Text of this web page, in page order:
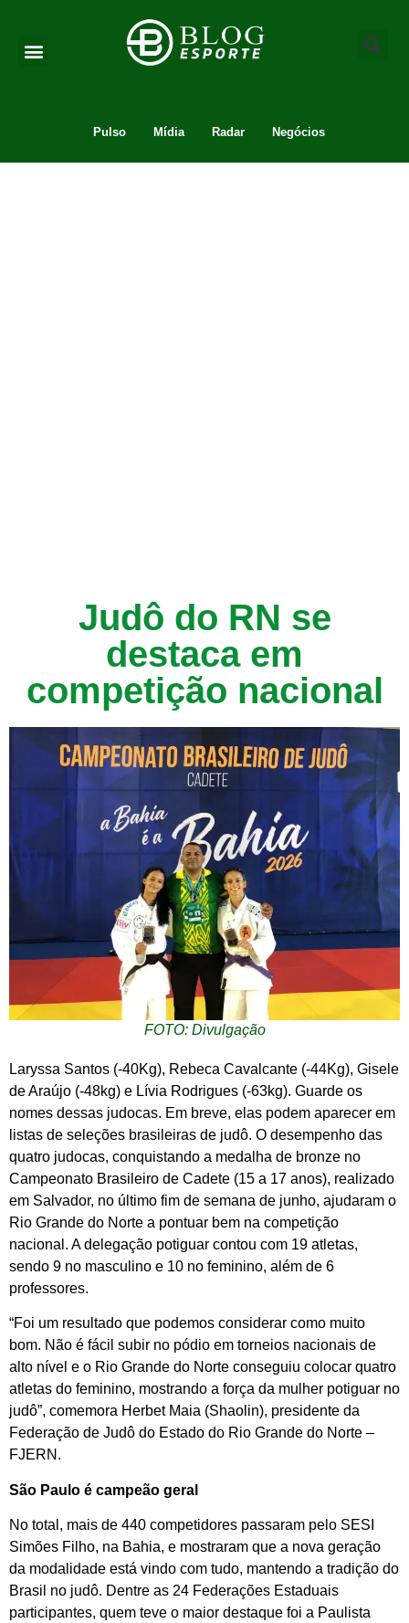
Pulso Mídia Radar Negócios
Judô do RN se
destaca em
competição nacional
FOTO: Divulgação
Laryssa Santos (-40Kg), Rebeca Cavalcante (-44Kg), Gisele
de Araújo (-48kg) e Lívia Rodrigues (-63kg). Guarde os
nomes dessas judocas. Em breve, elas podem aparecer em
listas de seleções brasileiras de judô. O desempenho das
quatro judocas, conquistando a medalha de bronze no
Campeonato Brasileiro de Cadete (15 a 17 anos), realizado
em Salvador, no último fim de semana de junho, ajudaram o
Rio Grande do Norte a pontuar bem na competição
nacional. A delegação potiguar contou com 19 atletas,
sendo 9 no masculino e 10 no feminino, além de 6
professores.
“Foi um resultado que podemos considerar como muito
bom. Não é fácil subir no pódio em torneios nacionais de
alto nível e o Rio Grande do Norte conseguiu colocar quatro
atletas do feminino, mostrando a força da mulher potiguar no
judô”, comemora Herbet Maia (Shaolin), presidente da
Federação de Judô do Estado do Rio Grande do Norte –
FJERN.
São Paulo é campeão geral
No total, mais de 440 competidores passaram pelo SESI
Simões Filho, na Bahia, e mostraram que a nova geração
da modalidade está vindo com tudo, mantendo a tradição do
Brasil no judô. Dentre as 24 Federações Estaduais
participantes, quem teve o maior destaque foi a Paulista